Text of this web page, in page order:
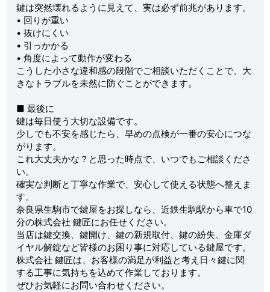
鍵は突然壊れるように見えて、実は必ず前兆があります。
• 回りが重い
• 抜けにくい
• 引っかかる
• 角度によって動作が変わる
こうした小さな違和感の段階でご相談いただくことで、大
きなトラブルを未然に防ぐことができます。
■ 最後に
鍵は毎日使う大切な設備です。
少しでも不安を感じたら、早めの点検が一番の安心につな
がります。
これ大丈夫かな？と思った時点で、いつでもご相談くださ
い。
確実な判断と丁寧な作業で、安心して使える状態へ整えま
す。
奈良県生駒市で鍵屋をお探しなら、近鉄生駒駅から車で10
分の株式会社 鍵匠にお任せください。
当店は鍵交換、鍵開け、鍵の新規取付、鍵の紛失、金庫ダ
イヤル解錠など皆様のお困り事に対応している鍵屋です。
株式会社 鍵匠は、お客様の満足が利益と考え日々鍵に関
する工事に気持ちを込めて作業しております。
ぜひお気軽にお問い合わせください。